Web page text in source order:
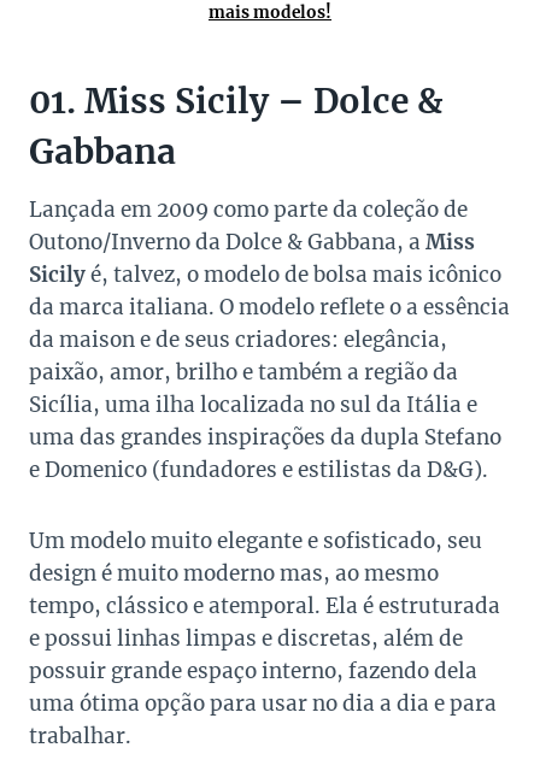
mais modelos!
01. Miss Sicily – Dolce &
Gabbana
Lançada em 2009 como parte da coleção de
Outono/Inverno da Dolce & Gabbana, a Miss
Sicilyé, talvez, o modelo de bolsa mais icônico
da marca italiana. O modelo reflete o a essência
da maison e de seus criadores: elegância,
paixão, amor, brilho e também a região da
Sicília, uma ilha localizada no sul da Itália e
uma das grandes inspirações da dupla Stefano
e Domenico (fundadores e estilistas da D&G).
Um modelo muito elegante e sofisticado, seu
design é muito moderno mas, ao mesmo
tempo, clássico e atemporal. Ela é estruturada
e possui linhas limpas e discretas, além de
possuir grande espaço interno, fazendo dela
uma ótima opção para usar no dia a dia e para
trabalhar.